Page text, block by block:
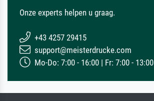
Onze experts helpen u graag.
+43 4257 29415
support@meisterdrucke.com
Mo-Do: 7:00 - 16:00 | Fr: 7:00 - 13:00